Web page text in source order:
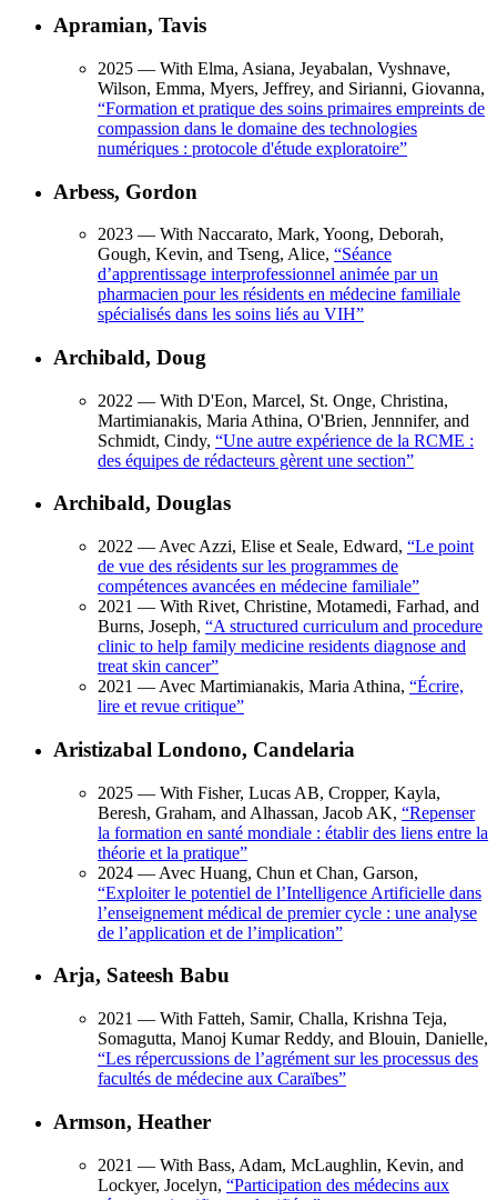
Apramian, Tavis
2025 — With Elma, Asiana, Jeyabalan, Vyshnave,
Wilson, Emma, Myers, Jeffrey, and Sirianni, Giovanna,
“Formation et pratique des soins primaires empreints de
compassion dans le domaine des technologies
numériques : protocole d'étude exploratoire”
Arbess, Gordon
2023 — With Naccarato, Mark, Yoong, Deborah,
Gough, Kevin, and Tseng, Alice, “Séance
d’apprentissage interprofessionnel animée par un
pharmacien pour les résidents en médecine familiale
spécialisés dans les soins liés au VIH”
Archibald, Doug
2022 — With D'Eon, Marcel, St. Onge, Christina,
Martimianakis, Maria Athina, O'Brien, Jennnifer, and
Schmidt, Cindy, “Une autre expérience de la RCME :
des équipes de rédacteurs gèrent une section”
Archibald, Douglas
2022 — Avec Azzi, Elise et Seale, Edward, “Le point
de vue des résidents sur les programmes de
compétences avancées en médecine familiale”
2021 — With Rivet, Christine, Motamedi, Farhad, and
Burns, Joseph, “A structured curriculum and procedure
clinic to help family medicine residents diagnose and
treat skin cancer”
2021 — Avec Martimianakis, Maria Athina, “Écrire,
lire et revue critique”
Aristizabal Londono, Candelaria
2025 — With Fisher, Lucas AB, Cropper, Kayla,
Beresh, Graham, and Alhassan, Jacob AK, “Repenser
la formation en santé mondiale : établir des liens entre la
théorie et la pratique”
2024 — Avec Huang, Chun et Chan, Garson,
“Exploiter le potentiel de l’Intelligence Artificielle dans
l’enseignement médical de premier cycle : une analyse
de l’application et de l’implication”
Arja, Sateesh Babu
2021 — With Fatteh, Samir, Challa, Krishna Teja,
Somagutta, Manoj Kumar Reddy, and Blouin, Danielle,
“Les répercussions de l’agrément sur les processus des
facultés de médecine aux Caraïbes”
Armson, Heather
2021 — With Bass, Adam, McLaughlin, Kevin, and
Lockyer, Jocelyn, “Participation des médecins aux